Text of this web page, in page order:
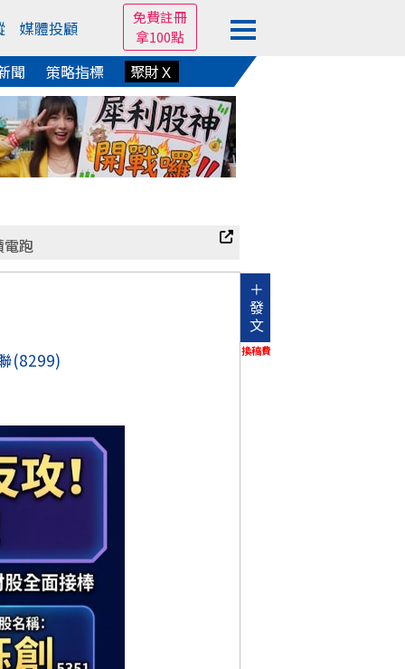
媒體投顧
免費註冊
拿100點
聞 策略指標 聚財Ｘ
電跑
＋
發
文
換稿費
(8299)